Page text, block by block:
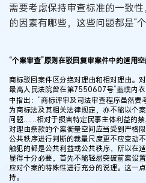
需要考虑保持审查标准的一致
的因素有哪些，这些问题都是“
“个案审查”原则在驳回复审案件中的适用
商标驳回案件区分绝对理由和相对理由。
最高人民法院曾在第7550607号“蓋璞内
中指出：“商标评审及司法审查程序虽然
为商标法及其相关法律规定，亦不能以个
问题……相对于损害特定民事主体利益的
对理由条款的个案衡量空间应当受到严格
公共秩序进行判断的裁量尺度更不应变动
触犯的都是公共利益或公共秩序，所以在
显得十分必要，首先不能轻易突破前案设
应对个案的特殊性进行充分的说理。这一
持。